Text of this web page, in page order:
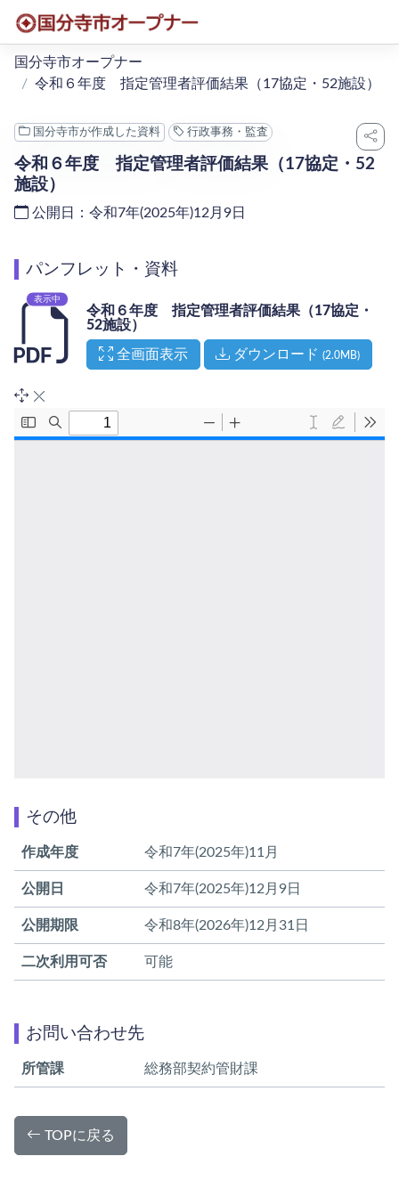
国分寺市オープナー
令和６年度 指定管理者評価結果（17協定・52施設）
国分寺市が作成した資料 行政事務・監査
令和６年度 指定管理者評価結果（17協定・52
施設）
公開日：令和7年(2025年)12月9日
パンフレット・資料
表示中
令和６年度 指定管理者評価結果（17協定・
52施設）
全画面表示（新しいタブで開く）
ダウンロード(2.0MB)
その他
作成年度 令和7年(2025年)11月
公開日 令和7年(2025年)12月9日
公開期限 令和8年(2026年)12月31日
二次利用可否 可能
お問い合わせ先
所管課 総務部契約管財課
TOPに戻る